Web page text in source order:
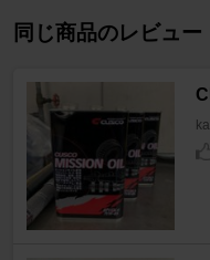
同じ商品のレビュー